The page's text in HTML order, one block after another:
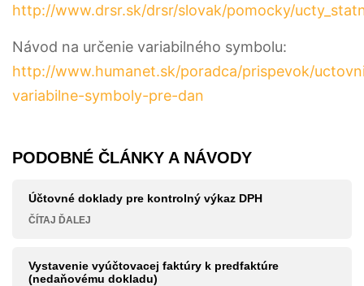
http://www.drsr.sk/drsr/slovak/pomocky/
Návod na určenie variabilného symbolu:
http://www.humanet.sk/poradca/prispevok/
variabilne-symboly-pre-dan
PODOBNÉ ČLÁNKY A NÁVODY
Účtovné doklady pre kontrolný výkaz DPH
ČÍTAJ ĎALEJ
Vystavenie vyúčtovacej faktúry k predfaktúre
(nedaňovému dokladu)